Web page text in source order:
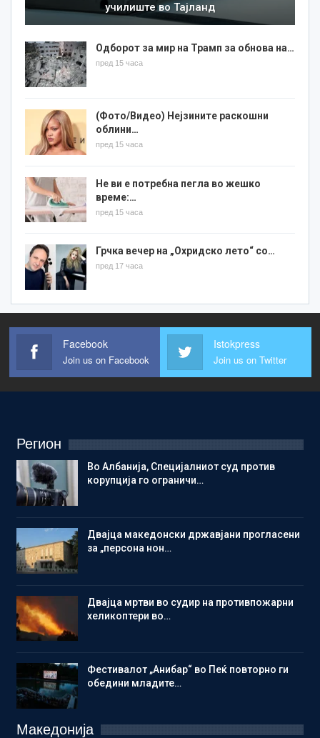
училиште во Тајланд
Одборот за мир на Трамп за обнова на…
пред 15 часа
(Фото/Видео) Нејзините раскошни
облини…
пред 15 часа
Не ви е потребна пегла во жешко
време:…
пред 15 часа
Грчка вечер на „Охридско лето“ со…
пред 17 часа
Facebook
Join us on Facebook
Istokpress
Join us on Twitter
Регион
Во Албанија, Специјалниот суд против
корупција го ограничи…
Двајца македонски државјани прогласени
за „персона нон…
Двајца мртви во судир на противпожарни
хеликоптери во…
Фестивалот „Анибар“ во Пеќ повторно ги
обедини младите…
Македонија